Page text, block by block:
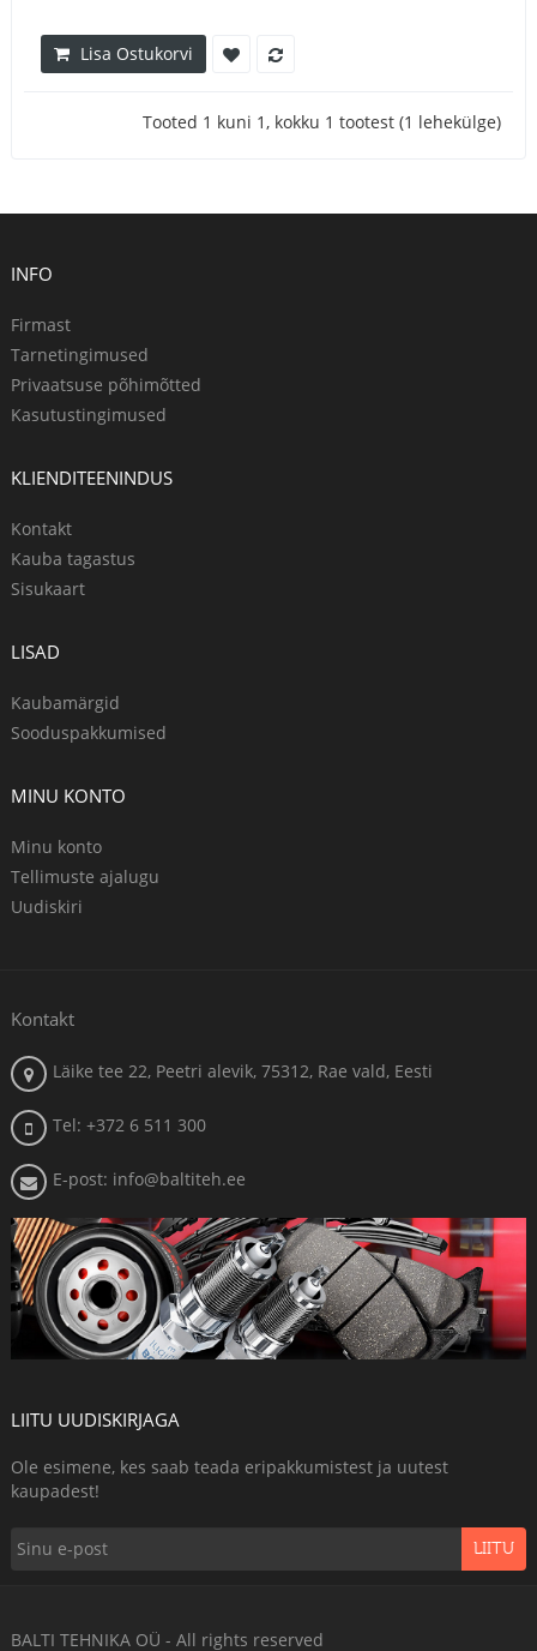
Lisa Ostukorvi
Tooted 1 kuni 1, kokku 1 tootest (1 lehekülge)
INFO
Firmast
Tarnetingimused
Privaatsuse põhimõtted
Kasutustingimused
KLIENDITEENINDUS
Kontakt
Kauba tagastus
Sisukaart
LISAD
Kaubamärgid
Sooduspakkumised
MINU KONTO
Minu konto
Tellimuste ajalugu
Uudiskiri
Kontakt
Läike tee 22, Peetri alevik, 75312, Rae vald, Eesti
Tel: +372 6 511 300
E-post: info@baltiteh.ee
LIITU UUDISKIRJAGA
Ole esimene, kes saab teada eripakkumistest ja uutest
kaupadest!
LIITU
BALTI TEHNIKA OÜ - All rights reserved